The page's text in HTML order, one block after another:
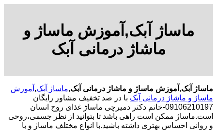
ماساژ آبک,آموزش ماساژ و
ماشاژ درمانی آبک
ماساژ آبک, آموزش ماساژ و ماشاژ درمانی آبک,ماساژ آبک, آموزش
ماساژ و ماشاژ درمانی آبک با در صد تخفیف مشاور رایگان
09106210197-خانم دکتر دمیرچی ماساژ غذای روح انسان
است.ماساژ ممکن است راهی باشد تا بتوانید از نظر جسمی،روحی
و روانی احساس بهتری داشته باشید.با انواع مختلف ماساژ و با